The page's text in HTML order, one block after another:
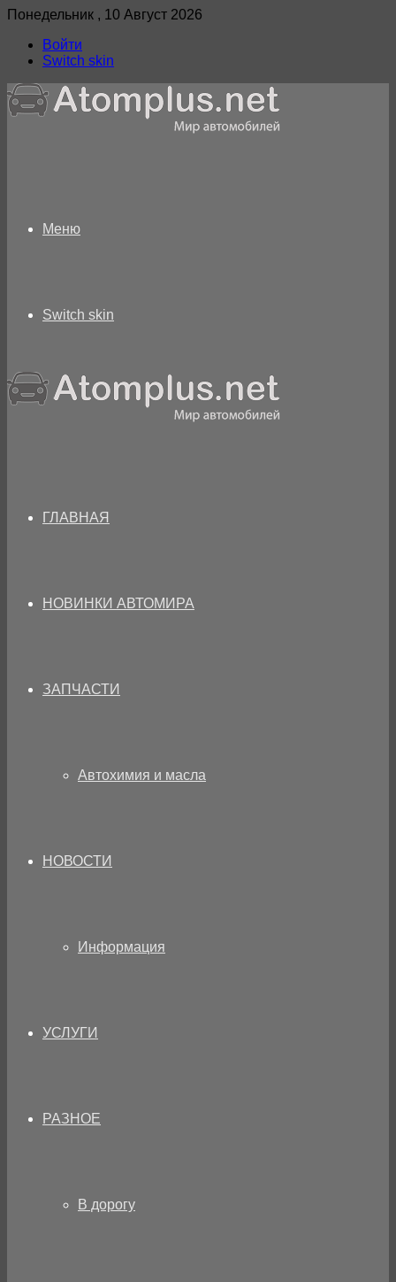
Понедельник , 10 Август 2026
Войти
Switch skin
Меню
Switch skin
ГЛАВНАЯ
НОВИНКИ АВТОМИРА
ЗАПЧАСТИ
Автохимия и масла
НОВОСТИ
Информация
УСЛУГИ
РАЗНОЕ
В дорогу